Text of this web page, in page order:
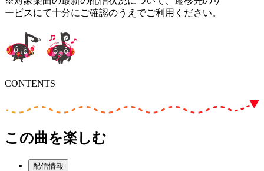
ービスにて十分にご確認のうえでご利用ください。
CONTENTS
この曲を楽しむ
配信情報